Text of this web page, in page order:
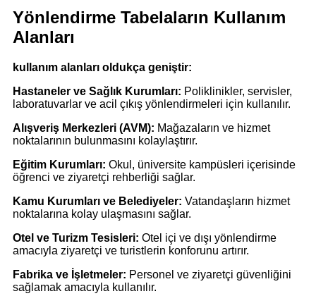
Yönlendirme Tabelaların Kullanım
Alanları
kullanım alanları oldukça geniştir:
Hastaneler ve Sağlık Kurumları: Poliklinikler, servisler,
laboratuvarlar ve acil çıkış yönlendirmeleri için kullanılır.
Alışveriş Merkezleri (AVM): Mağazaların ve hizmet
noktalarının bulunmasını kolaylaştırır.
Eğitim Kurumları: Okul, üniversite kampüsleri içerisinde
öğrenci ve ziyaretçi rehberliği sağlar.
Kamu Kurumları ve Belediyeler: Vatandaşların hizmet
noktalarına kolay ulaşmasını sağlar.
Otel ve Turizm Tesisleri: Otel içi ve dışı yönlendirme
amacıyla ziyaretçi ve turistlerin konforunu artırır.
Fabrika ve İşletmeler: Personel ve ziyaretçi güvenliğini
sağlamak amacıyla kullanılır.